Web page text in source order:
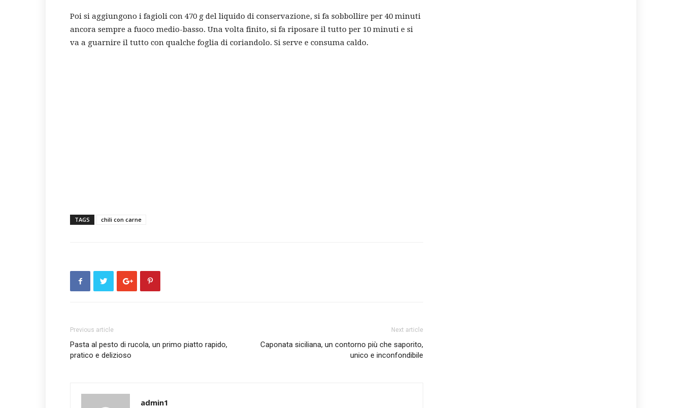
Poi si aggiungono i fagioli con 470 g del liquido di conservazione, si fa sobbollire per 40 minuti
ancora sempre a fuoco medio-basso. Una volta finito, si fa riposare il tutto per 10 minuti e si
va a guarnire il tutto con qualche foglia di coriandolo. Si serve e consuma caldo.
TAGS chili con carne
Previous article
Pasta al pesto di rucola, un primo piatto rapido,
pratico e delizioso
Next article
Caponata siciliana, un contorno più che saporito,
unico e inconfondibile
admin1